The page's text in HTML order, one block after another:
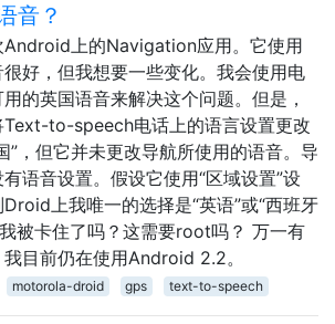
音？
Android上的Navigation应用。它使用
很好，但我想要一些变化。我会使用电
的英国语音来解决这个问题。但是，
Text-to-speech电话上的语言设置更改
”，但它并未更改导航所使用的语音。导
语音设置。假设它使用“区域设置”设
上我唯一的选择是“英语”或“西班牙
被卡住了吗？这需要root吗？ 万一有
我目前仍在使用Android 2.2。
motorola-droid gps text-to-speech